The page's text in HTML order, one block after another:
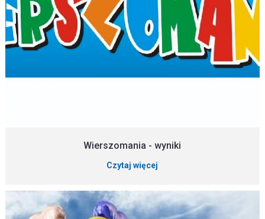
Wierszomania - wyniki
Czytaj więcej